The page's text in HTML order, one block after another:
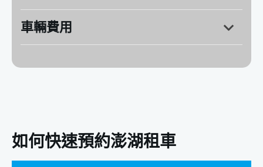
車輛費用
如何快速預約澎湖租車